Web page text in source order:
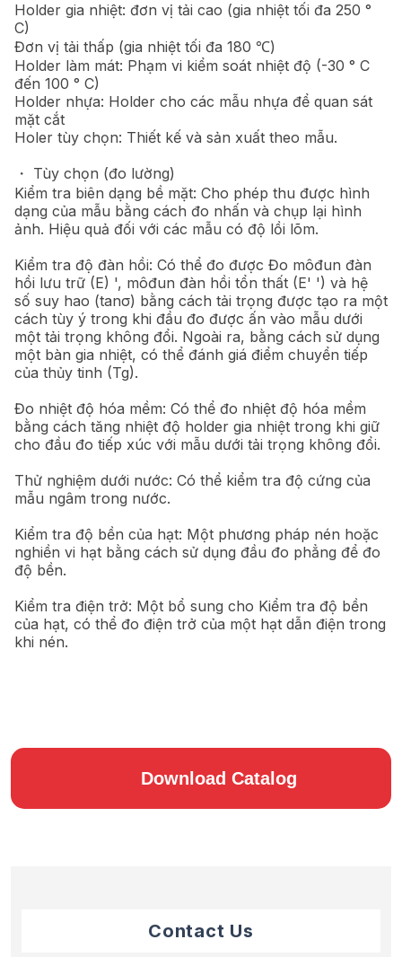
Holder gia nhiệt: đơn vị tải cao (gia nhiệt tối đa 250 °
C)
Đơn vị tải thấp (gia nhiệt tối đa 180 ℃)
Holder làm mát: Phạm vi kiểm soát nhiệt độ (-30 ° C
đến 100 ° C)
Holder nhựa: Holder cho các mẫu nhựa để quan sát
mặt cắt
Holer tùy chọn: Thiết kế và sản xuất theo mẫu.
・ Tùy chọn (đo lường)
Kiểm tra biên dạng bề mặt: Cho phép thu được hình
dạng của mẫu bằng cách đo nhấn và chụp lại hình
ảnh. Hiệu quả đối với các mẫu có độ lồi lõm.
Kiểm tra độ đàn hồi: Có thể đo được Đo môđun đàn
hồi lưu trữ (E) ', môđun đàn hồi tổn thất (E' ') và hệ
số suy hao (tanσ) bằng cách tải trọng được tạo ra một
cách tùy ý trong khi đầu đo được ấn vào mẫu dưới
một tải trọng không đổi. Ngoài ra, bằng cách sử dụng
một bàn gia nhiệt, có thể đánh giá điểm chuyển tiếp
của thủy tinh (Tg).
Đo nhiệt độ hóa mềm: Có thể đo nhiệt độ hóa mềm
bằng cách tăng nhiệt độ holder gia nhiệt trong khi giữ
cho đầu đo tiếp xúc với mẫu dưới tải trọng không đổi.
Thử nghiệm dưới nước: Có thể kiểm tra độ cứng của
mẫu ngâm trong nước.
Kiểm tra độ bền của hạt: Một phương pháp nén hoặc
nghiền vi hạt bằng cách sử dụng đầu đo phẳng để đo
độ bền.
Kiểm tra điện trở: Một bổ sung cho Kiểm tra độ bền
của hạt, có thể đo điện trở của một hạt dẫn điện trong
khi nén.
Download Catalog
Contact Us